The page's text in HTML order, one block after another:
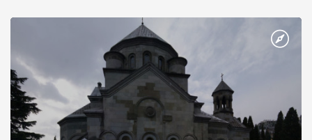
Херсонесі Володимир-язичник, став Василем-християнином.
А потім було Хрещення Русі. На честь Херсонесу Таврійського